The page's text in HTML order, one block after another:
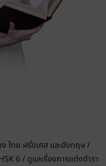
ไทย ฝรั่งเศส และอังกฤษ /
6 / ดูแลเรื่องการแต่งตำรา